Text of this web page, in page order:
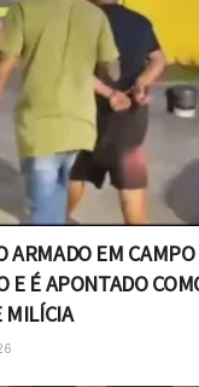
ARMADO EM
E É APONTADO
MILÍCIA